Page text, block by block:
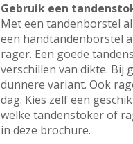
Gebruik een
Met een tandenborstel
een handtandenborstel
rager. Een goede
verschillen van dikte.
dunnere variant. Ook
dag. Kies zelf een
welke tandenstoker of
in deze brochure.